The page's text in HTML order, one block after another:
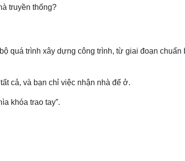
truyền thống?
quá trình xây dựng công trình, từ giai đoạn chuẩn
cả, và bạn chỉ việc nhận nhà để ở.
khóa trao tay”.